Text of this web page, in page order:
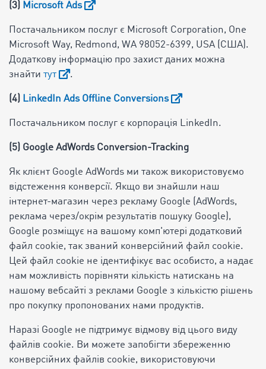
(3) Microsoft Ads
Постачальником послуг є Microsoft Corporation, One
Microsoft Way, Redmond, WA 98052-6399, USA (США).
Додаткову інформацію про захист даних можна
знайти тут .
(4) LinkedIn Ads Offline Conversions
Постачальником послуг є корпорація LinkedIn.
(5) Google AdWords Conversion-Tracking
Як клієнт Google AdWords ми також використовуємо
відстеження конверсії. Якщо ви знайшли наш
інтернет-магазин через рекламу Google (AdWords,
реклама через/окрім результатів пошуку Google),
Google розміщує на вашому комп'ютері додатковий
файл cookie, так званий конверсійний файл cookie.
Цей файл cookie не ідентифікує вас особисто, а надає
нам можливість порівняти кількість натискань на
нашому вебсайті з реклами Google з кількістю рішень
про покупку пропонованих нами продуктів.
Наразі Google не підтримує відмову від цього виду
файлів cookie. Ви можете запобігти збереженню
конверсійних файлів cookie, використовуючи